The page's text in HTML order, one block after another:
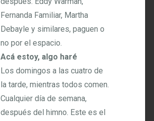
Fernanda Familiar, Martha
Debayle y similares, paguen o
no por el espacio.
Acá estoy, algo haré
Los domingos a las cuatro de
la tarde, mientras todos comen.
Cualquier día de semana,
después del himno. Este es el